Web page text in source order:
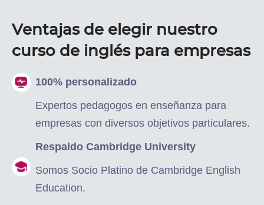
Ventajas de elegir nuestro
curso de inglés para empresas
100% personalizado
Expertos pedagogos en enseñanza para
empresas con diversos objetivos particulares.
Respaldo Cambridge University
Somos Socio Platino de Cambridge English
Education.